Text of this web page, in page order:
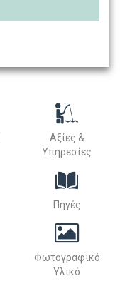
Αξίες &
Υπηρεσίες
Πηγές
Φωτογραφικό
Υλικό